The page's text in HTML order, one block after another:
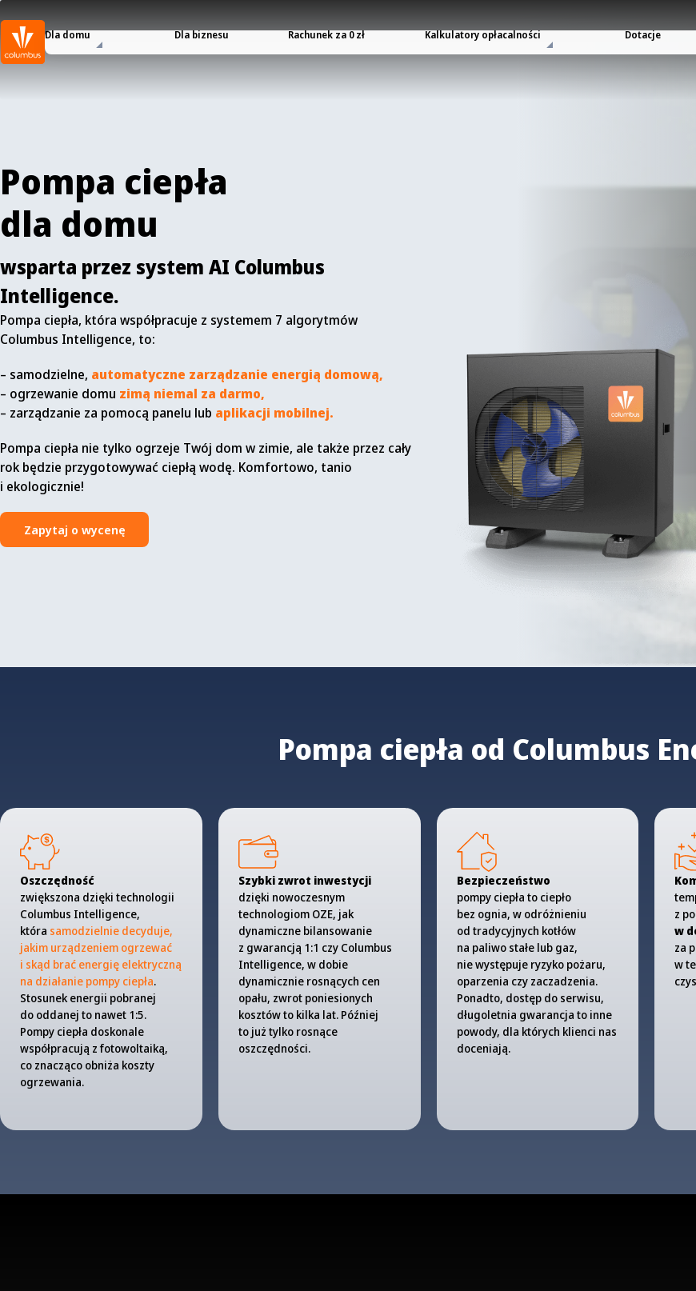
Dla domu Dla biznesu Rachunek za 0 zł Kalkulatory opłacalności Dotacje
Pompa ciepła
dla domu
wsparta przez system AI Columbus
Intelligence.
Pompa ciepła, która współpracuje z systemem 7 algorytmów
Columbus Intelligence, to:
– samodzielne, automatyczne zarządzanie energią domową,
– ogrzewanie domu zimą niemal za darmo,
– zarządzanie za pomocą panelu lub aplikacji mobilnej.
Pompa ciepła nie tylko ogrzeje Twój dom w zimie, ale także przez cały
rok będzie przygotowywać ciepłą wodę. Komfortowo, tanio
i ekologicznie!
Zapytaj o wycenę
Pompa ciepła od Columbus
Oszczędność
zwiększona dzięki technologii
Columbus Intelligence,
która samodzielnie decyduje,
jakim urządzeniem ogrzewać
i skąd brać energię elektryczną
na działanie pompy ciepła.
Stosunek energii pobranej
do oddanej to nawet 1:5.
Pompy ciepła doskonale
współpracują z fotowoltaiką,
co znacząco obniża koszty
ogrzewania.
Szybki zwrot inwestycji
dzięki nowoczesnym
technologiom OZE, jak
dynamiczne bilansowanie
z gwarancją 1:1 czy Columbus
Intelligence, w dobie
dynamicznie rosnących cen
opału, zwrot poniesionych
kosztów to kilka lat. Później
to już tylko rosnące
oszczędności.
Bezpieczeństwo
pompy ciepła to ciepło
bez ognia, w odróżnieniu
od tradycyjnych kotłów
na paliwo stałe lub gaz,
nie występuje ryzyko pożaru,
oparzenia czy zaczadzenia.
Ponadto, dostęp do serwisu,
długoletnia gwarancja to inne
powody, dla których klienci nas
doceniają.
z
w
za
w